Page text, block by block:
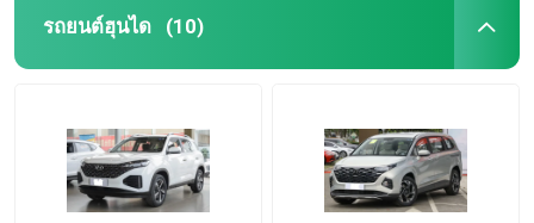
รถยนต์ฮุนได (10)